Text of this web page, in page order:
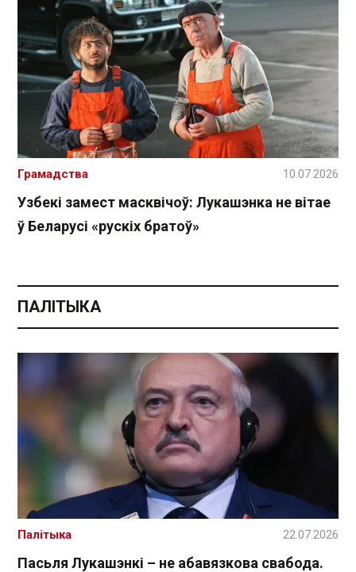
Узбекі замест масквічоў: Лукашэнка не вітае
ў Беларусі «рускіх братоў»
Грамадства 10.07.2026
ПАЛІТЫКА
Пасьля Лукашэнкі – не абавязкова свабода.
Палітыка 22.07.2026